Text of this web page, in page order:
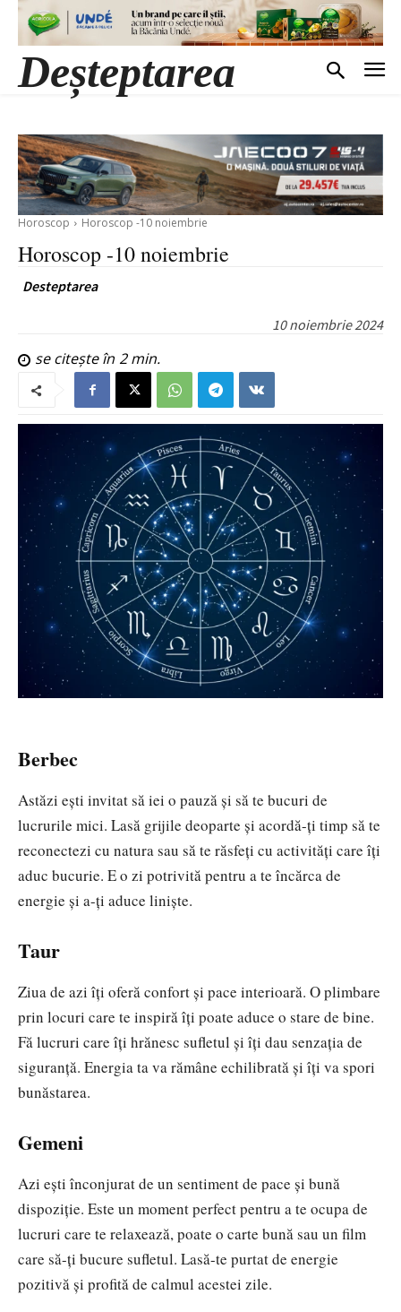
Deșteptarea
Horoscop Horoscop -10 noiembrie
Horoscop -10 noiembrie
Desteptarea
10 noiembrie 2024
se citește în 2min.
Berbec
Astăzi ești invitat să iei o pauză și să te bucuri de
lucrurile mici. Lasă grijile deoparte și acordă-ți timp să te
reconectezi cu natura sau să te răsfeți cu activități care îți
aduc bucurie. E o zi potrivită pentru a te încărca de
energie și a-ți aduce liniște.
Taur
Ziua de azi îți oferă confort și pace interioară. O plimbare
prin locuri care te inspiră îți poate aduce o stare de bine.
Fă lucruri care îți hrănesc sufletul și îți dau senzația de
siguranță. Energia ta va rămâne echilibrată și îți va spori
bunăstarea.
Gemeni
Azi ești înconjurat de un sentiment de pace și bună
dispoziție. Este un moment perfect pentru a te ocupa de
lucruri care te relaxează, poate o carte bună sau un film
care să-ți bucure sufletul. Lasă-te purtat de energie
pozitivă și profită de calmul acestei zile.